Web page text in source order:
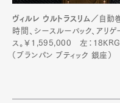
ヴィルレ ウルトラスリム／ 自動
時間、シースルーバック、アリ
ス。￥1,595,000 左：18KRG
（ブランパン ブティック 銀座）